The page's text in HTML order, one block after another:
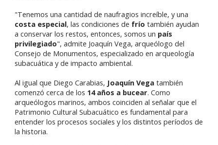
"Tenemos una cantidad de naufragios increíble, y una
costa especial, las condiciones de frío también ayudan
a conservar los restos, entonces, somos un país
privilegiado", admite Joaquín Vega, arqueólogo del
Consejo de Monumentos, especializado en arqueología
subacuática y de impacto ambiental.
Al igual que Diego Carabias, Joaquín Vega también
comenzó cerca de los 14 años a bucear. Como
arqueólogos marinos, ambos coinciden al señalar que el
Patrimonio Cultural Subacuático es fundamental para
entender los procesos sociales y los distintos períodos de
la historia.